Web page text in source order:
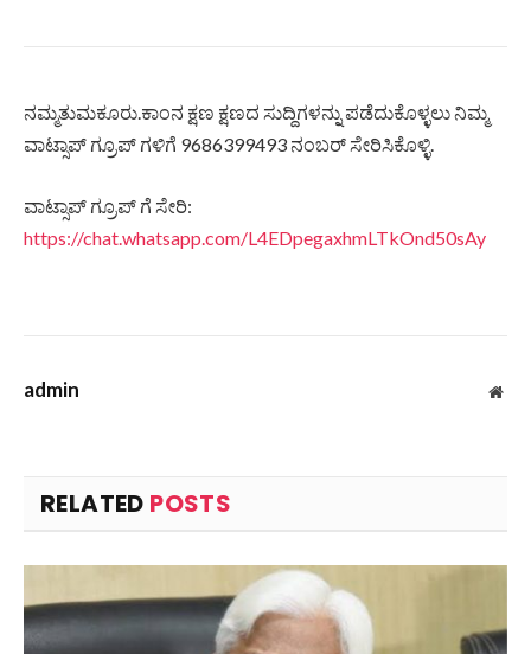
ನಮ್ಮತುಮಕೂರು.ಕಾಂನ ಕ್ಷಣ ಕ್ಷಣದ ಸುದ್ದಿಗಳನ್ನು ಪಡೆದುಕೊಳ್ಳಲು ನಿಮ್ಮ
ವಾಟ್ಸಾಪ್ ಗ್ರೂಪ್ ಗಳಿಗೆ 9686399493 ನಂಬರ್ ಸೇರಿಸಿಕೊಳ್ಳಿ.
ವಾಟ್ಸಾಪ್ ಗ್ರೂಪ್ ಗೆ ಸೇರಿ:
https://chat.whatsapp.com/L4EDpegaxhmLTkOnd50sAy
admin
RELATED POSTS